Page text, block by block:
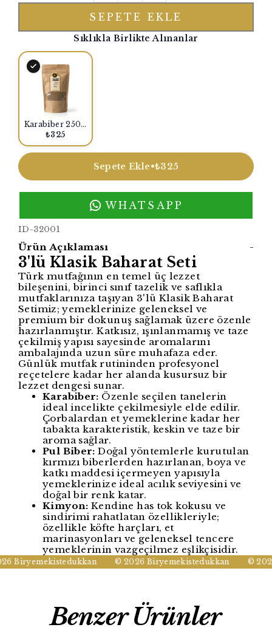
SEPETE EKLE
Sıklıkla Birlikte Alınanlar
Karabiber 250 Gr.
₺325
Sepete Ekle•₺325
WHATSAPP
ID-32001
Ürün Açıklaması -
3'lü Klasik Baharat Seti
Türk mutfağının en temel üç lezzet
bileşenini, birinci sınıf tazelik ve saflıkla
mutfaklarınıza taşıyan 3'lü Klasik Baharat
Setimiz; yemeklerinize geleneksel ve
premium bir dokunuş sağlamak üzere özenle
hazırlanmıştır. Katkısız, ışınlanmamış ve taze
çekilmiş yapısı sayesinde aromalarını
ambalajında uzun süre muhafaza eder.
Günlük mutfak rutininden profesyonel
reçetelere kadar her alanda kusursuz bir
lezzet dengesi sunar.
Karabiber: Özenle seçilen tanelerin
ideal incelikte çekilmesiyle elde edilir.
Çorbalardan et yemeklerine kadar her
tabakta karakteristik, keskin ve taze bir
aroma sağlar.
Pul Biber: Doğal yöntemlerle kurutulan
kırmızı biberlerden hazırlanan, boya ve
katkı maddesi içermeyen yapısıyla
yemeklerinize ideal acılık seviyesini ve
doğal bir renk katar.
Kimyon: Kendine has tok kokusu ve
sindirimi rahatlatan özellikleriyle;
özellikle köfte harçları, et
marinasyonları ve geleneksel tencere
yemeklerinin vazgeçilmez eşlikçisidir.
Biryemekistedukkan © 2026 Biryemekistedukkan ©
Benzer Ürünler